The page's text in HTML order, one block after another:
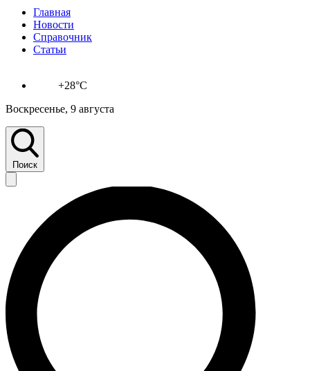
Главная
Новости
Справочник
Статьи
+28°C
Воскресенье, 9 августа
Поиск